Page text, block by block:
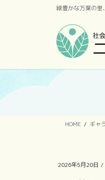
移
緑豊かな万葉の里
HOME ギャ
2026年5月20日 /